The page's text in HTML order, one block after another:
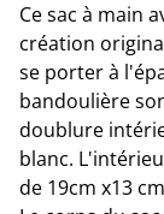
Ce sac à main
création
se porter à
bandoulière
doublure
blanc.
de 19cm x13